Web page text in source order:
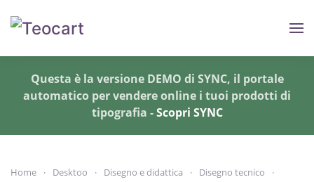
Skip to main content
Questa è la versione DEMO di SYNC, il portale
automatico per vendere online i tuoi prodotti di
tipografia -Scopri SYNC
Home Desktoo Disegno e didattica
Disegno tecnico